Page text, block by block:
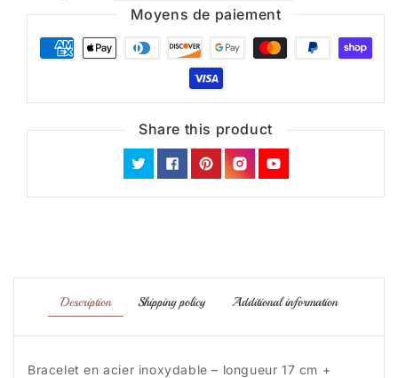
Moyens de paiement
Share this product
TwitterFacebookPinterestInstagramYouTube
Description Shipping policy Additional information
Bracelet en acier inoxydable – longueur 17 cm +